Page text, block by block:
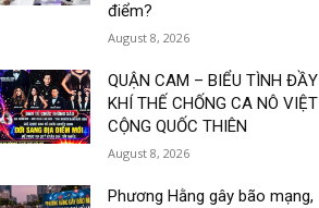
điểm?
August 8, 2026
QUẬN CAM – BIỂU TÌNH ĐẦY
KHÍ THẾ CHỐNG CA NÔ VIỆT
CỘNG QUỐC THIÊN
August 8, 2026
Phương Hằng gây bão mạng,